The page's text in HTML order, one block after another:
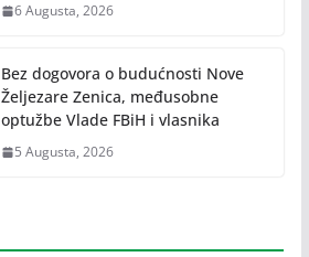
6 Augusta, 2026
Bez dogovora o budućnosti Nove
Željezare Zenica, međusobne
optužbe Vlade FBiH i vlasnika
5 Augusta, 2026